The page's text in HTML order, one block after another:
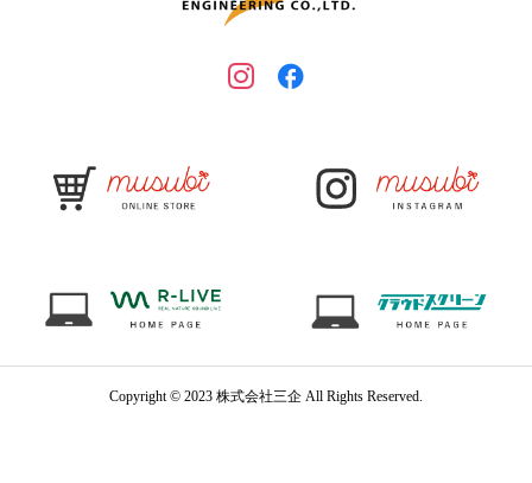
Copyright © 2023 株式会社三企 All Rights Reserved.